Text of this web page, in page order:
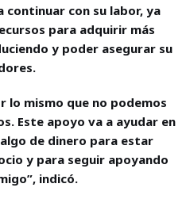
continuar con su labor, ya
para adquirir más
y poder asegurar su
lo mismo que no podemos
Este apoyo va a ayudar en
de dinero para estar
y para seguir apoyando
indicó.